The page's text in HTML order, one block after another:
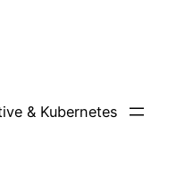
& Kubernetes